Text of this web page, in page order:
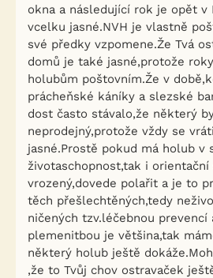
okna a následující rok je opět v
vcelku jasné.NVH je vlastně
své předky vzpomene.Že Tvá
domů je také jasné,protože
holubům poštovním.Že v
prácheňské káníky a slezské
dost často stávalo,že některý
neprodejný,protože vždy se
jasné.Prostě pokud má holub v
životaschopnost,tak i orientační
vrozený,dovede polařit a je to
těch přešlechtěných,tedy
ničených tzv.léčebnou prevencí
plemenitbou je většina,tak
některý holub ještě
,že to Tvůj chov ostravaček